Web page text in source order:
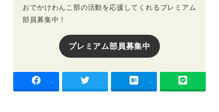
おでかけわんこ部の活動を応援してくれるプレミアム
部員募集中！
プレミアム部員募集中
- - -